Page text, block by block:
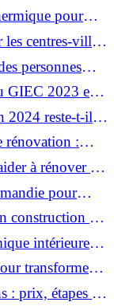
pour
centres-villes
personnes
?
GIEC 2023 et
2024 reste-t-il
rénovation :
à rénover et
pour
construction et
intérieure
?transformer
: prix, étapes et